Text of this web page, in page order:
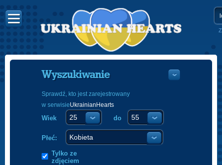
Wyszukiwanie
Sprawdź, kto jest zarejestrowany
w serwisieUkrainianHearts
Wiek do
Płeć:
Tylko ze
zdjęciem